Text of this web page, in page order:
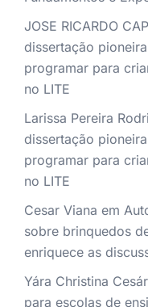
JOSE RICARDO
dissertação
programar para
no LITE
Larissa Pereira
dissertação
programar para
no LITE
Cesar Viana em
sobre brinquedos
enriquece as
Yára Christina
para escolas de